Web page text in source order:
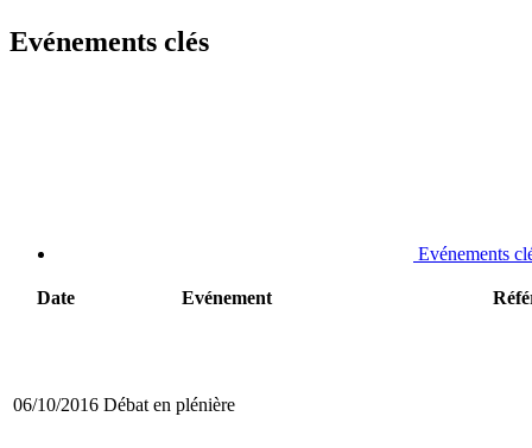
Evénements clés
Evénements
Date Evénement
06/10/2016 Débat en plénière